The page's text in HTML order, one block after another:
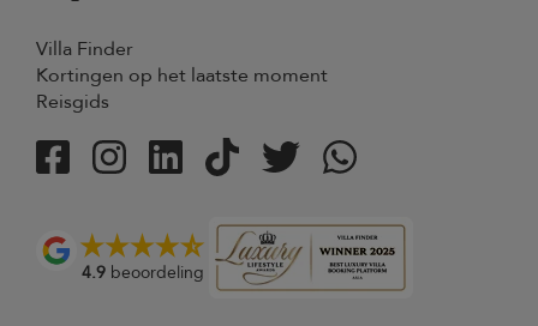
Villa Finder
Kortingen op het laatste moment
Reisgids
4.9 beoordeling